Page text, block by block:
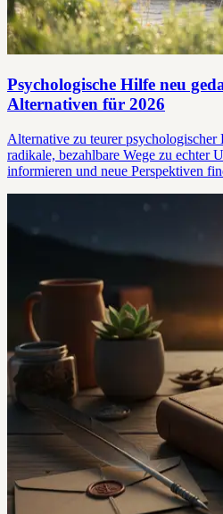
Psychologische Hilfe neu
Alternativen für 2026
Alternative zu teurer psychologischer
radikale, bezahlbare Wege zu echter
informieren und neue Perspektiven